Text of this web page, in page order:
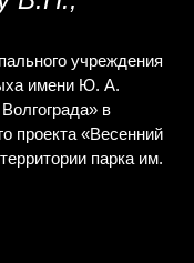
учреждения
имени Ю. А.
в
проекта «Весенний
парка им.